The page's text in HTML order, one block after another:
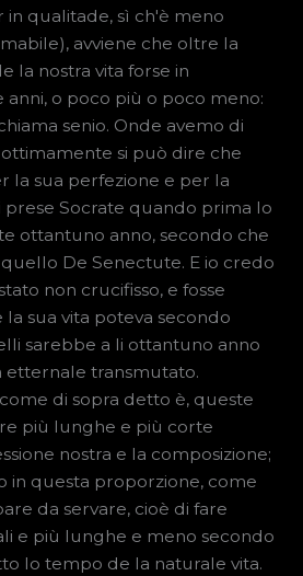
qualitade, sì ch'è meno
avviene che oltre la
la nostra vita forse in
o poco più o poco meno:
senio. Onde avemo di
si può dire che
la sua perfezione e per la
prese Socrate quando prima lo
ottantuno anno, secondo che
De Senectute. E io credo
non crucifisso, e fosse
la sua vita poteva secondo
sarebbe a li ottantuno anno
transmutato.
di sopra detto è, queste
più lunghe e più corte
nostra e la composizione;
in questa proporzione, come
da servare, cioè di fare
e più lunghe e meno secondo
lo tempo de la naturale vita.